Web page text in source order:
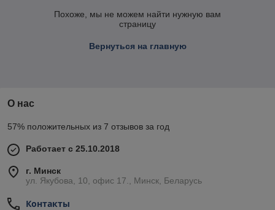
Похоже, мы не можем найти нужную вам
страницу
Вернуться на главную
О нас
57% положительных из 7 отзывов за год
Работает с 25.10.2018
г. Минск
ул. Якубова, 10, офис 17., Минск, Беларусь
Контакты